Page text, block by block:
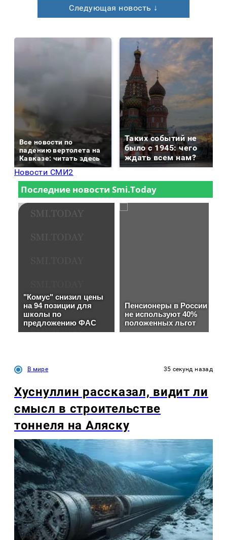
Следующая новость ↓
Все новости по
падению вертолета на
Кавказе: читать здесь
Таких событий не
было с 1945: чего
ждать всем нам?
Новости СМИ2
В мире 35 секунд назад
Хуснуллин рассказал, видит ли
смысл в строительстве
тоннеля на Аляску